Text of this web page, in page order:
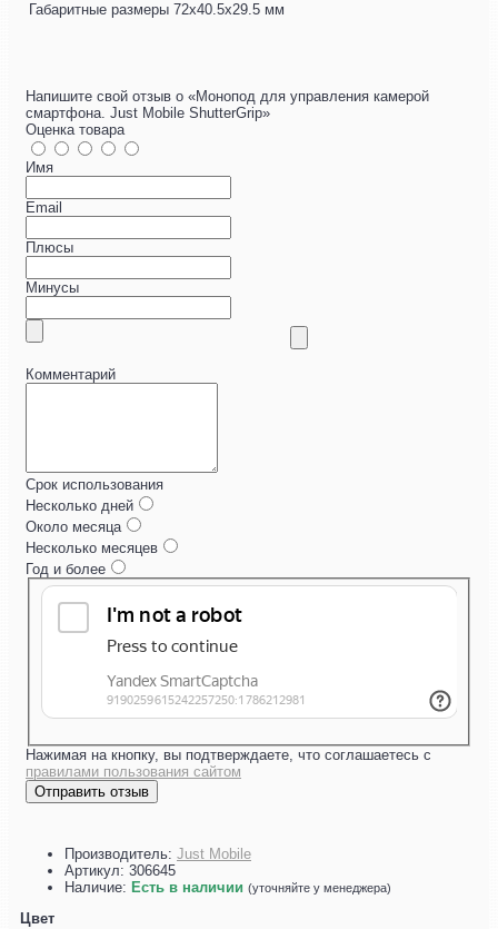
Габаритные размеры 72x40.5x29.5 мм
Напишите свой отзыв о «Монопод для управления камерой
смартфона. Just Mobile ShutterGrip»
Оценка товара
Имя
Email
Плюсы
Минусы
Комментарий
Срок использования
Несколько дней
Около месяца
Несколько месяцев
Год и более
Нажимая на кнопку, вы подтверждаете, что соглашаетесь с
правилами пользования сайтом
Отправить отзыв
Производитель: Just Mobile
Артикул: 306645
Наличие: Есть в наличии (уточняйте у менеджера)
Цвет